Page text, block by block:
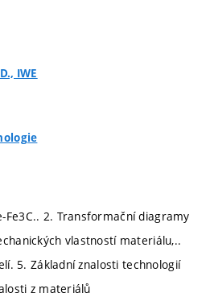
IWE
Fe3C.. 2. Transformační diagramy
vlastností materiálu,..
5. Základní znalosti technologií
z materiálů